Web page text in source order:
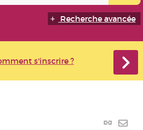
Recherche avancée
s'inscrire ?
Lien